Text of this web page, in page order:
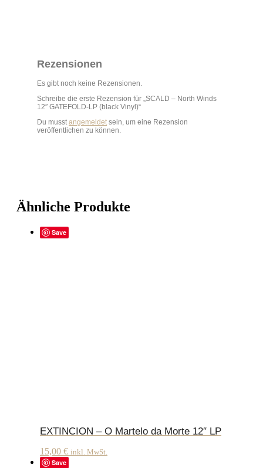
Rezensionen
Es gibt noch keine Rezensionen.
Schreibe die erste Rezension für „SCALD – North Winds
12″ GATEFOLD-LP (black Vinyl)“
Du musstangemeldetsein, um eine Rezension
veröffentlichen zu können.
Ähnliche Produkte
Save
EXTINCION – O Martelo da Morte 12″ LP
15,00 € inkl. MwSt.
Save